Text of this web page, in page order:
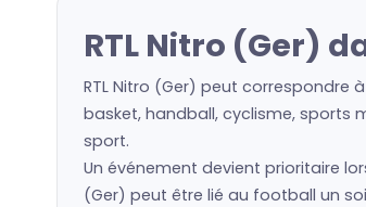
RTL Nitro (Ger)
RTL Nitro (Ger) peut correspondre
basket, handball, cyclisme, sports
sport.
Un événement devient prioritaire
(Ger) peut être lié au football un